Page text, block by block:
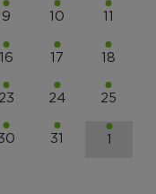
9 10 11
16 17 18
23 24 25
31 1